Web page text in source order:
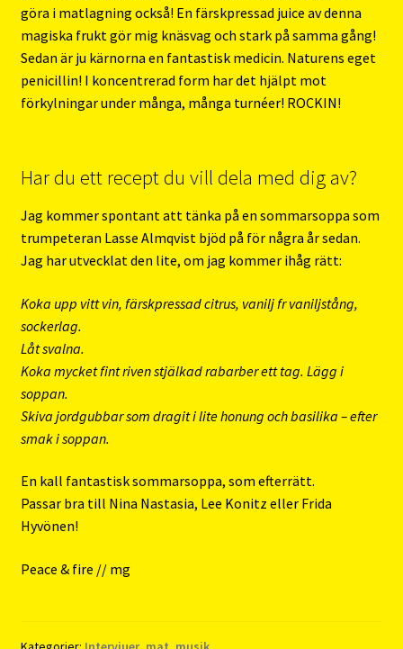
göra i matlagning också! En färskpressad juice av denna
magiska frukt gör mig knäsvag och stark på samma gång!
Sedan är ju kärnorna en fantastisk medicin. Naturens eget
penicillin! I koncentrerad form har det hjälpt mot
förkylningar under många, många turnéer! ROCKIN!
Har du ett recept du vill dela med dig av?
Jag kommer spontant att tänka på en sommarsoppa som
trumpeteran Lasse Almqvist bjöd på för några år sedan.
Jag har utvecklat den lite, om jag kommer ihåg rätt:
Koka upp vitt vin, färskpressad citrus, vanilj fr vaniljstång,
sockerlag.
Låt svalna.
Koka mycket fint riven stjälkad rabarber ett tag. Lägg i
soppan.
Skiva jordgubbar som dragit i lite honung och basilika – efter
smak i soppan.
En kall fantastisk sommarsoppa, som efterrätt.
Passar bra till Nina Nastasia, Lee Konitz eller Frida
Hyvönen!
Peace & fire // mg